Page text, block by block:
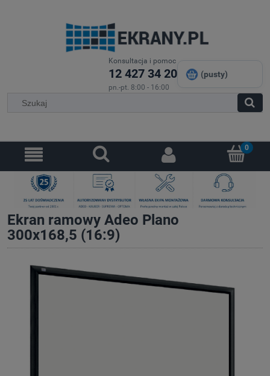
Konsultacja i pomoc
12 427 34 20
pn.-pt. 8:00 - 16:00
(pusty)
Ekran ramowy Adeo Plano
300x168,5 (16:9)